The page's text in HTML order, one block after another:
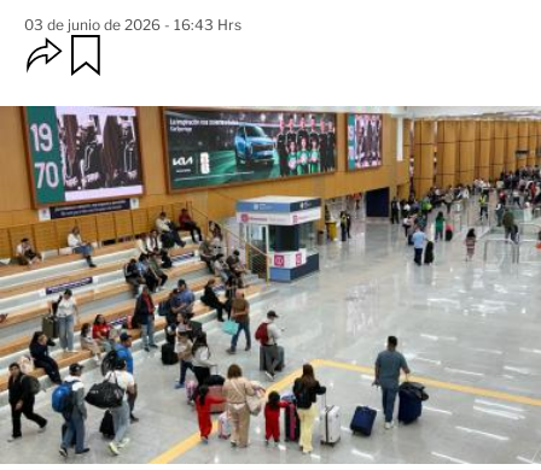
03 de junio de 2026 - 16:43 Hrs
O
p
i
o
n
e
s
d
e
c
o
m
p
a
r
t
i
r
r
d
r